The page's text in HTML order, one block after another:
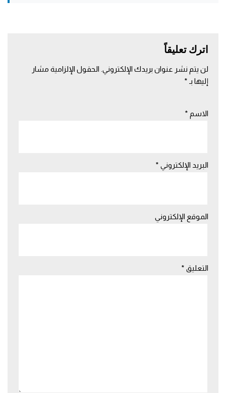
اترك تعليقاً
لن يتم نشر عنوان بريدك الإلكتروني. الحقول الإلزامية مشار
إليها بـ *
الاسم *
البريد الإلكتروني *
الموقع الإلكتروني
التعليق *